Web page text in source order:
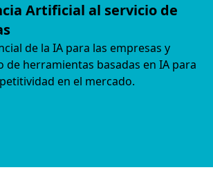
Artificial al servicio de
de la IA para las empresas y
de herramientas basadas en IA para
en el mercado.